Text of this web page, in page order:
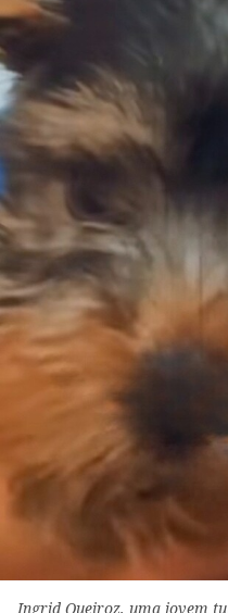
Ingrid Queiroz, uma jovem